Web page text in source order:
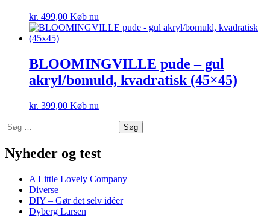
kr. 499,00 Køb nu
BLOOMINGVILLE pude – gul
akryl/bomuld, kvadratisk (45×45)
kr. 399,00 Køb nu
Søg
efter:
Nyheder og test
A Little Lovely Company
Diverse
DIY – Gør det selv idéer
Dyberg Larsen